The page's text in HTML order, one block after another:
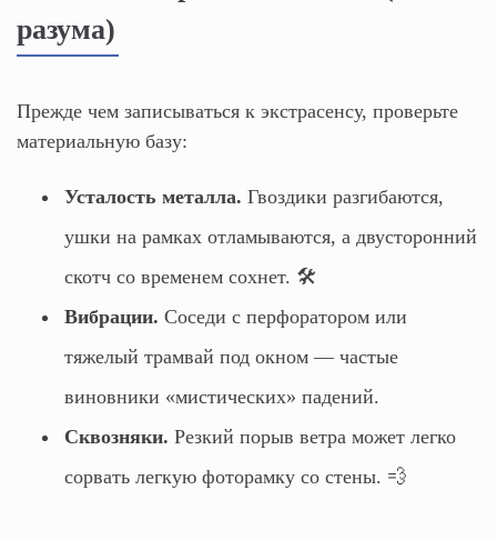
разума)
Прежде чем записываться к экстрасенсу, проверьте
материальную базу:
Усталость металла. Гвоздики разгибаются,
ушки на рамках отламываются, а двусторонний
скотч со временем сохнет. 🛠️
Вибрации. Соседи с перфоратором или
тяжелый трамвай под окном — частые
виновники «мистических» падений.
Сквозняки. Резкий порыв ветра может легко
сорвать легкую фоторамку со стены. 💨